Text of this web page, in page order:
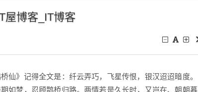
屋博客_IT博客
仙》记得全文是：纤云弄巧，飞星传恨，银汉迢迢暗度。
如梦，忍顾鹊桥归路。两情若是久长时，又岂在、朝朝暮